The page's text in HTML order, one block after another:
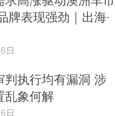
牌表现强劲｜出海·
日
判执行均有漏洞 涉
乱象何解
日